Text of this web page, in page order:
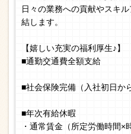
日々の業務への貢献やスキ
結します。
【嬉しい充実の福利厚生♪】
■通勤交通費全額支給
■社会保険完備（入社初日か
■年次有給休暇
・通常賃金（所定労働時間×